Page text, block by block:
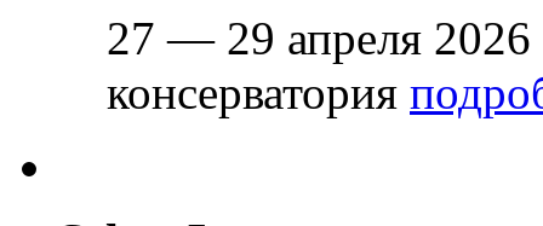
27 — 29 апреля 2026
консерватория